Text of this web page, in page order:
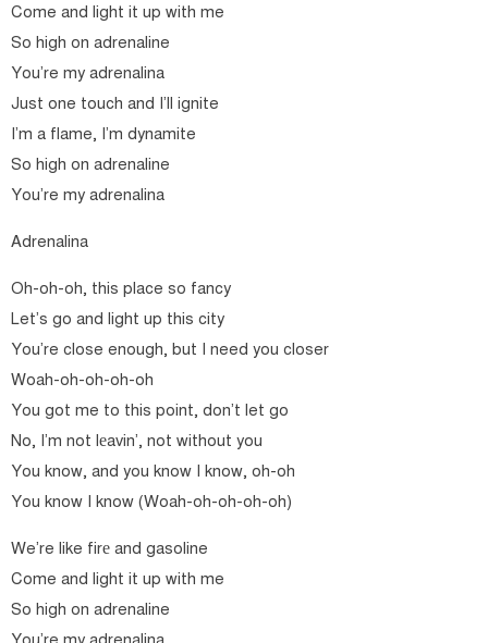
Come and light it up with me
So high on adrenaline
You’re my adrenalina
Just one touch and I’ll ignite
I’m a flame, I’m dynamite
So high on adrenaline
You’re my adrenalina
Adrenalina
Oh-oh-oh, this place so fancy
Let’s go and light up this city
You’re close enough, but I need you closer
Woah-oh-oh-oh-oh
You got me to this point, don’t let go
No, I’m not lеavin’, not without you
You know, and you know I know, oh-oh
You know I know (Woah-oh-oh-oh-oh)
We’re like firе and gasoline
Come and light it up with me
So high on adrenaline